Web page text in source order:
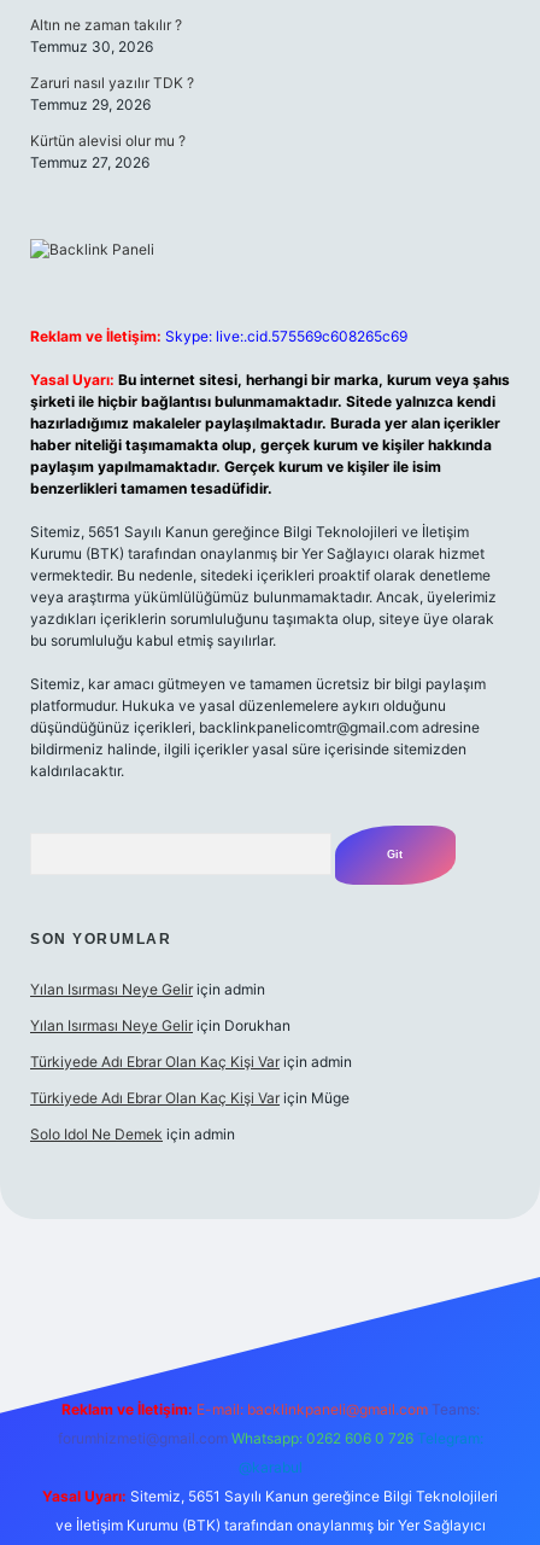
Altın ne zaman takılır ?
Temmuz 30, 2026
Zaruri nasıl yazılır TDK ?
Temmuz 29, 2026
Kürtün alevisi olur mu ?
Temmuz 27, 2026
Reklam ve İletişim: Skype: live:.cid.575569c608265c69
Yasal Uyarı: Bu internet sitesi, herhangi bir marka, kurum veya şahıs
şirketi ile hiçbir bağlantısı bulunmamaktadır. Sitede yalnızca kendi
hazırladığımız makaleler paylaşılmaktadır. Burada yer alan içerikler
haber niteliği taşımamakta olup, gerçek kurum ve kişiler hakkında
paylaşım yapılmamaktadır. Gerçek kurum ve kişiler ile isim
benzerlikleri tamamen tesadüfidir.
Sitemiz, 5651 Sayılı Kanun gereğince Bilgi Teknolojileri ve İletişim
Kurumu (BTK) tarafından onaylanmış bir Yer Sağlayıcı olarak hizmet
vermektedir. Bu nedenle, sitedeki içerikleri proaktif olarak denetleme
veya araştırma yükümlülüğümüz bulunmamaktadır. Ancak, üyelerimiz
yazdıkları içeriklerin sorumluluğunu taşımakta olup, siteye üye olarak
bu sorumluluğu kabul etmiş sayılırlar.
Sitemiz, kar amacı gütmeyen ve tamamen ücretsiz bir bilgi paylaşım
platformudur. Hukuka ve yasal düzenlemelere aykırı olduğunu
düşündüğünüz içerikleri, backlinkpanelicomtr@gmail.com adresine
bildirmeniz halinde, ilgili içerikler yasal süre içerisinde sitemizden
kaldırılacaktır.
SON YORUMLAR
Yılan Isırması Neye Gelir için admin
Yılan Isırması Neye Gelir için Dorukhan
Türkiyede Adı Ebrar Olan Kaç Kişi Var için admin
Türkiyede Adı Ebrar Olan Kaç Kişi Var için Müge
Solo Idol Ne Demek için admin
Reklam ve İletişim: E-mail: backlinkpaneli@gmail.com Teams:
forumhizmeti@gmail.com Whatsapp: 0262 606 0 726 Telegram:
@karabul
Yasal Uyarı: Sitemiz, 5651 Sayılı Kanun gereğince Bilgi Teknolojileri
ve İletişim Kurumu (BTK) tarafından onaylanmış bir Yer Sağlayıcı